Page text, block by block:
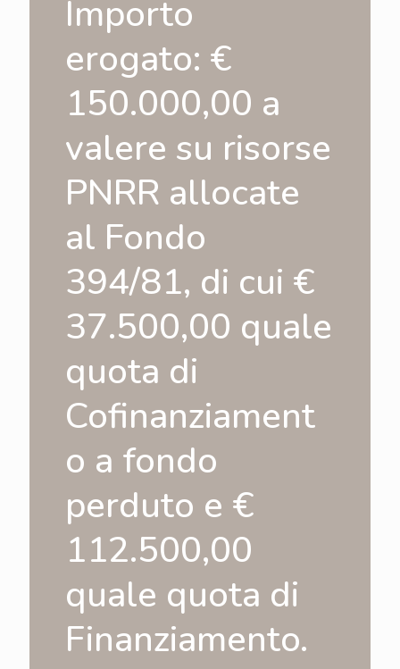
Importo
erogato: €
150.000,00 a
valere su risorse
PNRR allocate
al Fondo
394/81, di cui €
37.500,00 quale
quota di
Cofinanziament
o a fondo
perduto e €
112.500,00
quale quota di
Finanziamento.